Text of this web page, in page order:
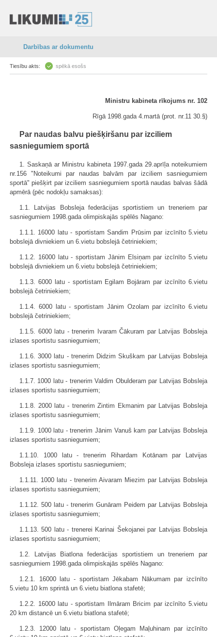
Darbības ar dokumentu
Tiesību akts: spēkā esošs
Ministru kabineta rīkojums nr. 102
Rīgā 1998.gada 4.martā (prot. nr.11 30.§)
Par naudas balvu piešķiršanu par izciliem
sasniegumiem sportā
1. Saskaņā ar Ministru kabineta 1997.gada 29.aprīļa noteikumiem
nr.156 "Noteikumi par naudas balvām par izciliem sasniegumiem
sportā" piešķirt par izciliem sasniegumiem sportā naudas balvas šādā
apmērā (pēc nodokļu samaksas):
1.1. Latvijas Bobsleja federācijas sportistiem un treneriem par
sasniegumiem 1998.gada olimpiskajās spēlēs Nagano:
1.1.1. 16000 latu - sportistam Sandim Prūsim par izcīnīto 5.vietu
bobslejā divniekiem un 6.vietu bobslejā četriniekiem;
1.1.2. 16000 latu - sportistam Jānim Elsiņam par izcīnīto 5.vietu
bobslejā divniekiem un 6.vietu bobslejā četriniekiem;
1.1.3. 6000 latu - sportistam Egilam Bojāram par izcīnīto 6.vietu
bobslejā četriniekiem;
1.1.4. 6000 latu - sportistam Jānim Ozolam par izcīnīto 6.vietu
bobslejā četriniekiem;
1.1.5. 6000 latu - trenerim Ivaram Čākuram par Latvijas Bobsleja
izlases sportistu sasniegumiem;
1.1.6. 3000 latu - trenerim Didzim Skuškam par Latvijas Bobsleja
izlases sportistu sasniegumiem;
1.1.7. 1000 latu - trenerim Valdim Obulderam par Latvijas Bobsleja
izlases sportistu sasniegumiem;
1.1.8. 2000 latu - trenerim Zintim Ekmanim par Latvijas Bobsleja
izlases sportistu sasniegumiem;
1.1.9. 1000 latu - trenerim Jānim Vanuš kam par Latvijas Bobsleja
izlases sportistu sasniegumiem;
1.1.10. 1000 latu - trenerim Rihardam Kotānam par Latvijas
Bobsleja izlases sportistu sasniegumiem;
1.1.11. 1000 latu - trenerim Aivaram Miezim par Latvijas Bobsleja
izlases sportistu sasniegumiem;
1.1.12. 500 latu - trenerim Gunāram Peidem par Latvijas Bobsleja
izlases sportistu sasniegumiem;
1.1.13. 500 latu - trenerei Karinai Šekojanei par Latvijas Bobsleja
izlases sportistu sasniegumiem;
1.2. Latvijas Biatlona federācijas sportistiem un treneriem par
sasniegumiem 1998.gada olimpiskajās spēlēs Nagano:
1.2.1. 16000 latu - sportistam Jēkabam Nākumam par izcīnīto
5.vietu 10 km sprintā un 6.vietu biatlona stafetē;
1.2.2. 16000 latu - sportistam Ilmāram Bricim par izcīnīto 5.vietu
20 km distancē un 6.vietu biatlona stafetē;
1.2.3. 12000 latu - sportistam Oļegam Maļuhinam par izcīnīto